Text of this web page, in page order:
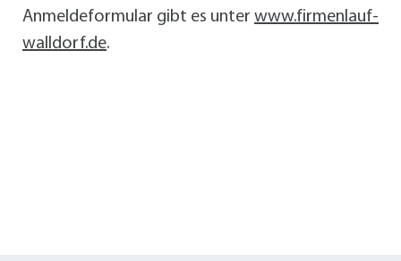
Anmeldeformular gibt es unter www.firmenlauf-
walldorf.de.